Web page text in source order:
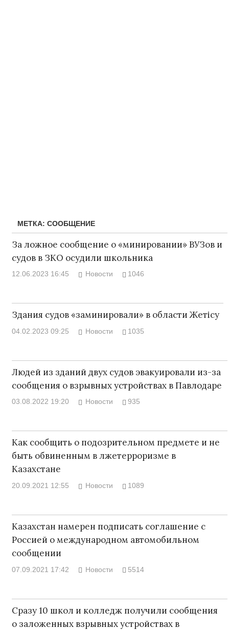
МЕТКА: СООБЩЕНИЕ
За ложное сообщение о «минировании» ВУЗов и
судов в ЗКО осудили школьника
12.06.2023 16:45 Новости 1046
Здания судов «заминировали» в области Жетісу
04.02.2023 09:25 Новости 1035
Людей из зданий двух судов эвакуировали из-за
сообщения о взрывных устройствах в Павлодаре
03.08.2022 19:20 Новости 935
Как сообщить о подозрительном предмете и не
быть обвиненным в лжетерроризме в
Казахстане
20.09.2021 12:55 Новости 1089
Казахстан намерен подписать соглашение с
Россией о международном автомобильном
сообщении
07.09.2021 17:42 Новости 5514
Сразу 10 школ и колледж получили сообщения
о заложенных взрывных устройствах в